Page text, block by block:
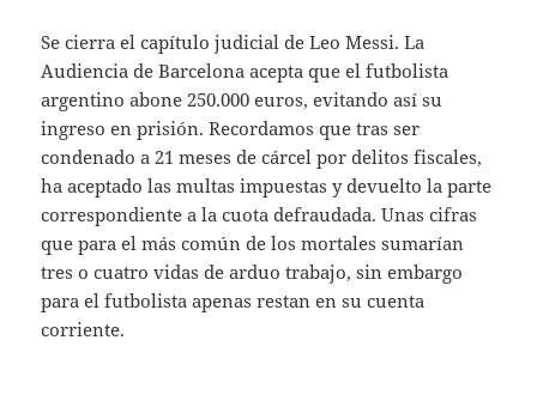
Se cierra el capítulo judicial de Leo Messi. La
Audiencia de Barcelona acepta que el futbolista
argentino abone 250.000 euros, evitando así su
ingreso en prisión. Recordamos que tras ser
condenado a 21 meses de cárcel por delitos fiscales,
ha aceptado las multas impuestas y devuelto la parte
correspondiente a la cuota defraudada. Unas cifras
que para el más común de los mortales sumarían
tres o cuatro vidas de arduo trabajo, sin embargo
para el futbolista apenas restan en su cuenta
corriente.